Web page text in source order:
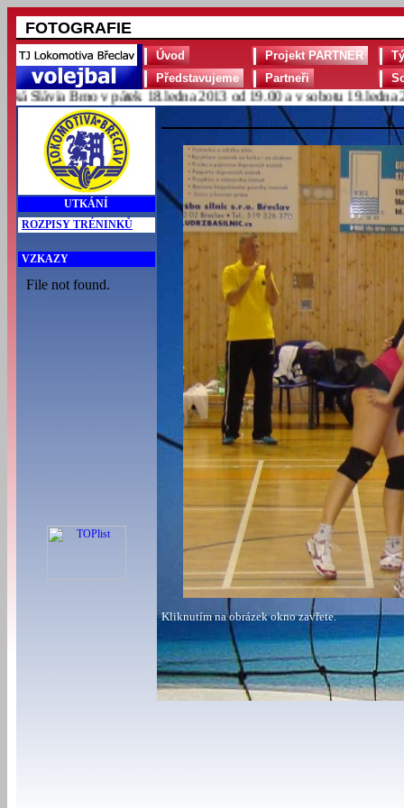
FOTOGRAFIE
Úvod Projekt PARTNER
Představujeme
Partneři
Brno v pátek 18.ledna 2013 od 19.00 a v sobotu 19.ledna
UTKÁNÍ
ROZPISY TRÉNINKŮ
VZKAZY
Kliknutím na obrázek okno zavřete.